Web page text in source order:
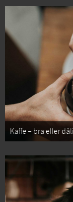
Kaffe – bra eller